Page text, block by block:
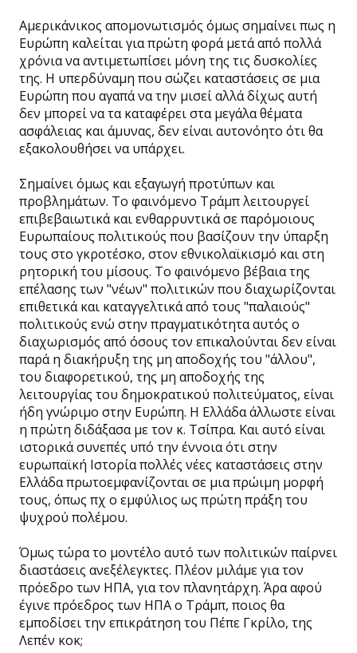
Αμερικάνικος απομονωτισμός όμως σημαίνει πως η
Ευρώπη καλείται για πρώτη φορά μετά από πολλά
χρόνια να αντιμετωπίσει μόνη της τις δυσκολίες
της. Η υπερδύναμη που σώζει καταστάσεις σε μια
Ευρώπη που αγαπά να την μισεί αλλά δίχως αυτή
δεν μπορεί να τα καταφέρει στα μεγάλα θέματα
ασφάλειας και άμυνας, δεν είναι αυτονόητο ότι θα
εξακολουθήσει να υπάρχει.
Σημαίνει όμως και εξαγωγή προτύπων και
προβλημάτων. Το φαινόμενο Τράμπ λειτουργεί
επιβεβαιωτικά και ενθαρρυντικά σε παρόμοιους
Ευρωπαίους πολιτικούς που βασίζουν την ύπαρξη
τους στο γκροτέσκο, στον εθνικολαϊκισμό και στη
ρητορική του μίσους. Το φαινόμενο βέβαια της
επέλασης των "νέων" πολιτικών που διαχωρίζονται
επιθετικά και καταγγελτικά από τους "παλαιούς"
πολιτικούς ενώ στην πραγματικότητα αυτός ο
διαχωρισμός από όσους τον επικαλούνται δεν είναι
παρά η διακήρυξη της μη αποδοχής του "άλλου",
του διαφορετικού, της μη αποδοχής της
λειτουργίας του δημοκρατικού πολιτεύματος, είναι
ήδη γνώριμο στην Ευρώπη. Η Ελλάδα άλλωστε είναι
η πρώτη διδάξασα με τον κ. Τσίπρα. Και αυτό είναι
ιστορικά συνεπές υπό την έννοια ότι στην
ευρωπαϊκή Ιστορία πολλές νέες καταστάσεις στην
Ελλάδα πρωτοεμφανίζονται σε μια πρώιμη μορφή
τους, όπως πχ ο εμφύλιος ως πρώτη πράξη του
ψυχρού πολέμου.
Όμως τώρα το μοντέλο αυτό των πολιτικών παίρνει
διαστάσεις ανεξέλεγκτες. Πλέον μιλάμε για τον
πρόεδρο των ΗΠΑ, για τον πλανητάρχη. Άρα αφού
έγινε πρόεδρος των ΗΠΑ ο Τράμπ, ποιος θα
εμποδίσει την επικράτηση του Πέπε Γκρίλο, της
Λεπέν κοκ;